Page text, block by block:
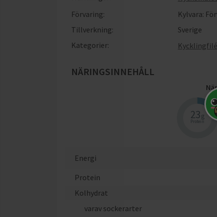
Förvaring:
Kylvara:
Tillverkning:
Sverige
Kategorier:
Kycklingfilé
NÄRINGSINNEHÅLL
23g
Protein
Energi
Protein
Kolhydrat
varav sockerarter